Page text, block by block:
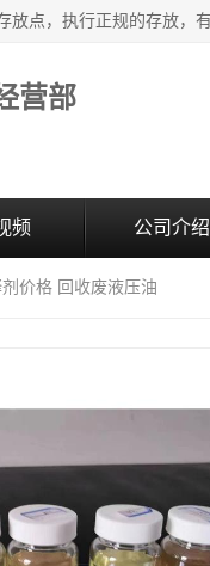
营部
频 公司介绍
价格 回收废液压油